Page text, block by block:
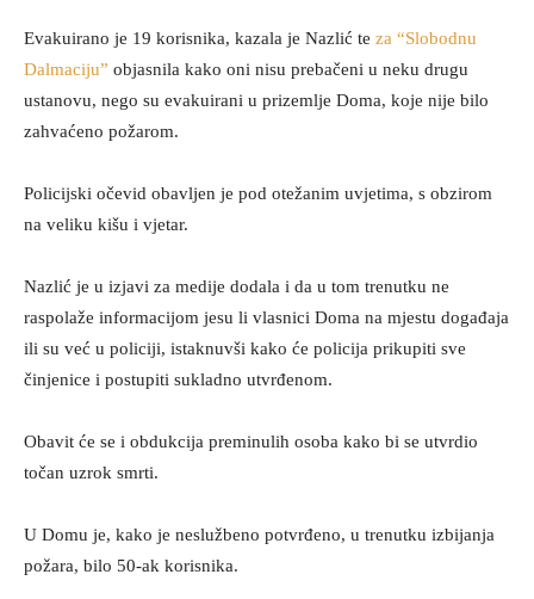
Evakuirano je 19 korisnika, kazala je Nazlić te za “Slobodnu
Dalmaciju” objasnila kako oni nisu prebačeni u neku drugu
ustanovu, nego su evakuirani u prizemlje Doma, koje nije bilo
zahvaćeno požarom.
Policijski očevid obavljen je pod otežanim uvjetima, s obzirom
na veliku kišu i vjetar.
Nazlić je u izjavi za medije dodala i da u tom trenutku ne
raspolaže informacijom jesu li vlasnici Doma na mjestu događaja
ili su već u policiji, istaknuvši kako će policija prikupiti sve
činjenice i postupiti sukladno utvrđenom.
Obavit će se i obdukcija preminulih osoba kako bi se utvrdio
točan uzrok smrti.
U Domu je, kako je neslužbeno potvrđeno, u trenutku izbijanja
požara, bilo 50-ak korisnika.